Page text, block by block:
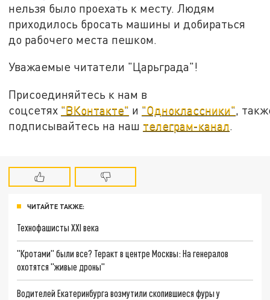
нельзя было проехать к месту. Людям
приходилось бросать машины и добираться
до рабочего места пешком.
Уважаемые читатели "Царьграда"!
Присоединяйтесь к нам в
соцсетях "ВКонтакте" и "Одноклассники",
подписывайтесь на наш телеграм-канал.
ЧИТАЙТЕ ТАКЖЕ:
Технофашисты XXI века
"Кротами" были все? Теракт в центре Москвы: На генералов
охотятся "живые дроны"
Водителей Екатеринбурга возмутили скопившиеся фуры у